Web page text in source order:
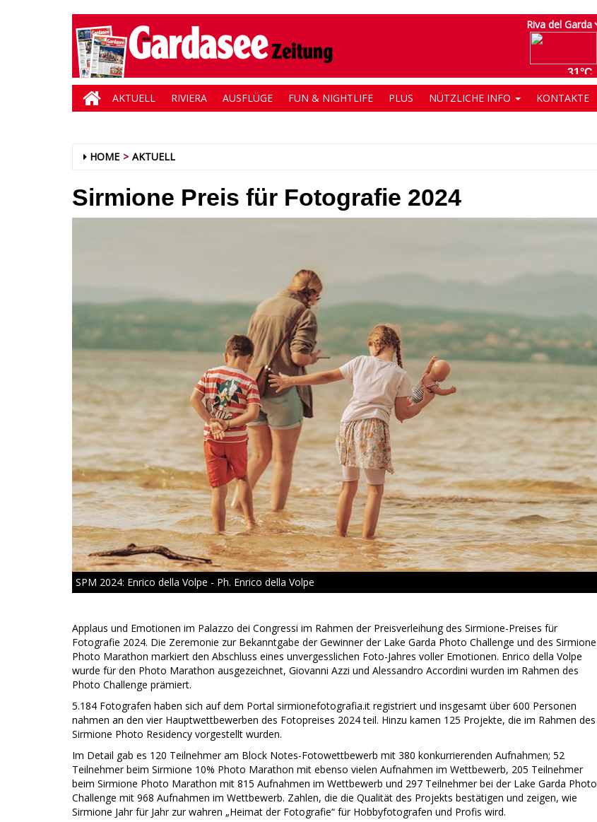
AKTUELL RIVIERA AUSFLÜGE FUN & NIGHTLIFE PLUS NÜTZLICHE INFO KONTAKTE
HOME AKTUELL
Sirmione Preis für Fotografie 2024
SPM 2024: Enrico della Volpe - Ph. Enrico della Volpe
Applaus und Emotionen im Palazzo dei Congressi im Rahmen der Preisverleihung des Sirmione-Preises für
Fotografie 2024. Die Zeremonie zur Bekanntgabe der Gewinner der Lake Garda Photo Challenge und des Sirmione
Photo Marathon markiert den Abschluss eines unvergesslichen Foto-Jahres voller Emotionen. Enrico della Volpe
wurde für den Photo Marathon ausgezeichnet, Giovanni Azzi und Alessandro Accordini wurden im Rahmen des
Photo Challenge prämiert.
5.184 Fotografen haben sich auf dem Portal sirmionefotografia.it registriert und insgesamt über 600 Personen
nahmen an den vier Hauptwettbewerben des Fotopreises 2024 teil. Hinzu kamen 125 Projekte, die im Rahmen des
Sirmione Photo Residency vorgestellt wurden.
Im Detail gab es 120 Teilnehmer am Block Notes-Fotowettbewerb mit 380 konkurrierenden Aufnahmen; 52
Teilnehmer beim Sirmione 10% Photo Marathon mit ebenso vielen Aufnahmen im Wettbewerb, 205 Teilnehmer
beim Sirmione Photo Marathon mit 815 Aufnahmen im Wettbewerb und 297 Teilnehmer bei der Lake Garda Photo
Challenge mit 968 Aufnahmen im Wettbewerb. Zahlen, die die Qualität des Projekts bestätigen und zeigen, wie
Sirmione Jahr für Jahr zur wahren „Heimat der Fotografie“ für Hobbyfotografen und Profis wird.